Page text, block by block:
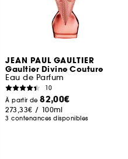
JEAN PAUL GAULTIER
Gaultier Divine Couture
Eau de Parfum
10
À partir de82,00€
273,33€ / 100ml
3 contenances disponibles